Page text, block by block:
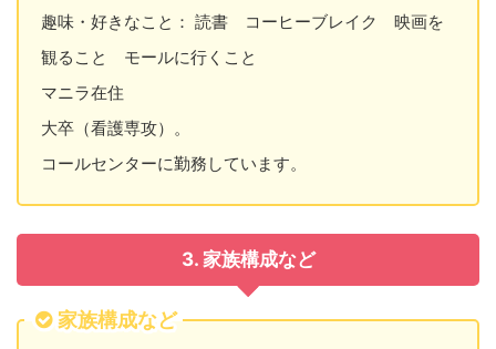
趣味・好きなこと： 読書 コーヒーブレイク 映画を
観ること モールに行くこと
マニラ在住
大卒（看護専攻）。
コールセンターに勤務しています。
3. 家族構成など
家族構成など